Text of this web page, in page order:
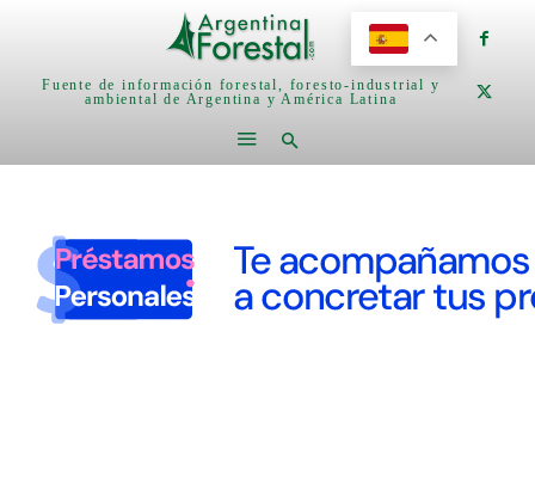
Fuente de información forestal, foresto-industrial y
ambiental de Argentina y América Latina